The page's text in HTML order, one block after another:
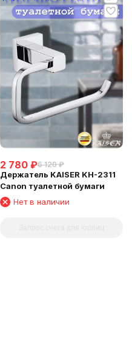
2 780 ₽6 120 ₽
Держатель KAISER KH-2311
Canon туалетной бумаги
Нет в наличии